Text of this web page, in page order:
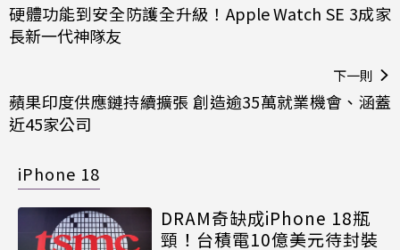
硬體功能到安全防護全升級！Apple Watch SE 3成家
長新一代神隊友
下一則
蘋果印度供應鏈持續擴張 創造逾35萬就業機會、涵蓋
近45家公司
iPhone 18
DRAM奇缺成iPhone 18瓶
頸！台積電10億美元待封裝